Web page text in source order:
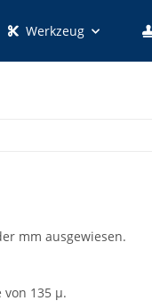
Werkzeug
mm ausgewiesen.
135 µ.